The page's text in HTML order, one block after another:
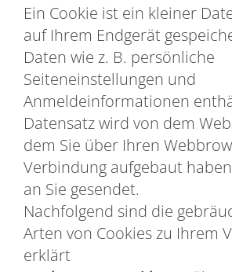
Ein Cookie ist ein kleiner
auf Ihrem Endgerät
Daten wie z. B. persönliche
Seiteneinstellungen und
Anmeldeinformationen
Datensatz wird von dem
dem Sie über Ihren
Verbindung aufgebaut
an Sie gesendet.
Nachfolgend sind die
Arten von Cookies zu Ihrem
erklärt